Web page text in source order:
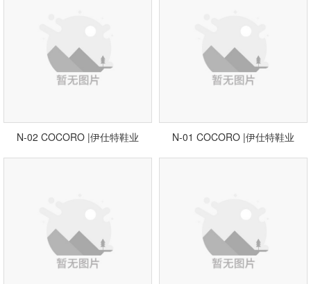
N-02 COCORO |伊仕特鞋业 N-01 COCORO |伊仕特鞋业